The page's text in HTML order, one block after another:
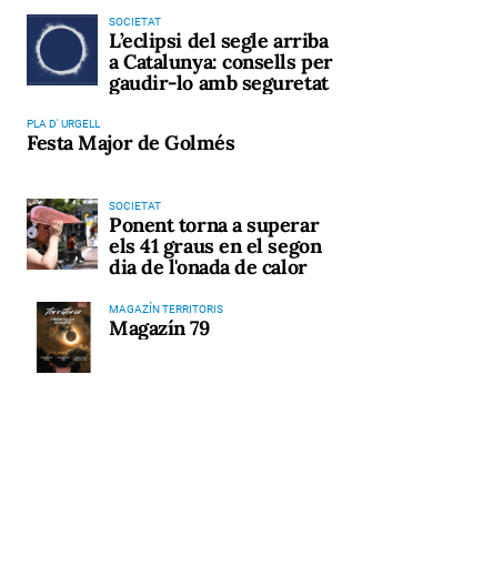
SOCIETAT
L’eclipsi del segle arriba
a Catalunya: consells per
gaudir-lo amb seguretat
PLA D' URGELL
Festa Major de Golmés
SOCIETAT
Ponent torna a superar
els 41 graus en el segon
dia de l'onada de calor
MAGAZÍN TERRITORIS
Magazín 79